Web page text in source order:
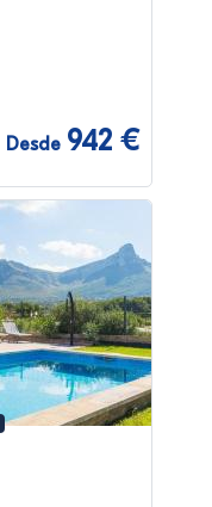
Desde 942 €